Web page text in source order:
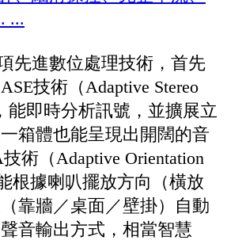
先進數位處理技術，首先
技術（Adaptive Stereo
能即時分析訊號，並擴展立
箱體也能呈現出開闊的音
術（Adaptive Orientation
根據喇叭擺放方向（橫放
靠牆／桌面／壁掛）自動
音輸出方式，相當智慧